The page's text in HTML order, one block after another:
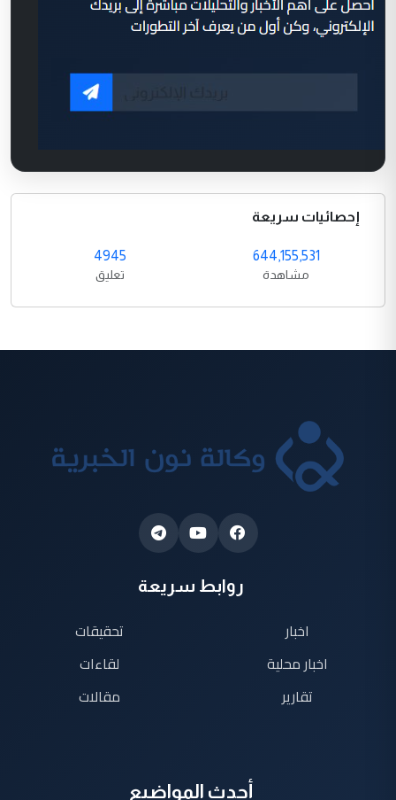
إحصائيات سريعة
644,155,531
مشاهدة
4945
تعليق
روابط سريعة
اخبار
اخبار محلية
تقارير
تحقيقات
لقاءات
مقالات
أحدث المواضيع